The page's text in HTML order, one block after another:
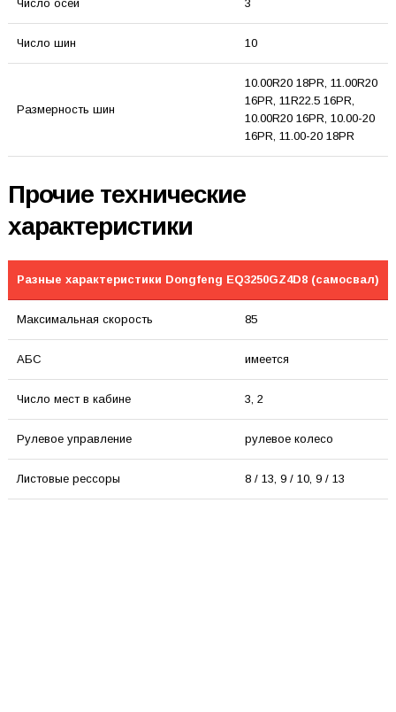
Число осей 3
Число шин 10
Размерность шин
10.00R20 18PR, 11.00R20
16PR, 11R22.5 16PR,
10.00R20 16PR, 10.00-20
16PR, 11.00-20 18PR
Прочие технические
характеристики
Разные характеристики Dongfeng EQ3250GZ4D8 (самосвал)
Максимальная скорость 85
АБС имеется
Число мест в кабине 3, 2
Рулевое управление рулевое колесо
Листовые рессоры 8 / 13, 9 / 10, 9 / 13